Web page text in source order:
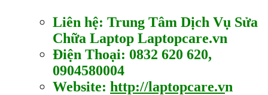
Liên hệ: Trung Tâm Dịch Vụ Sửa
Chữa Laptop Laptopcare.vn
Điện Thoại: 0832 620 620,
0904580004
Website: http://laptopcare.vn